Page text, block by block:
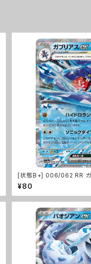
[状態B+] 006/062 RR ガ
Gレギュ
¥80